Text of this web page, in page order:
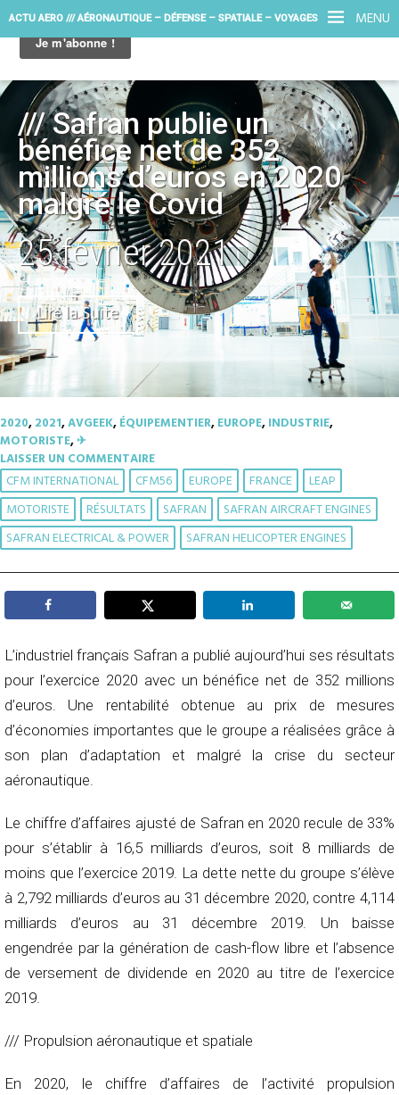
MENU
ACTU AERO /// AÉRONAUTIQUE – DÉFENSE – SPATIALE – VOYAGES
/// Safran publie un
bénéfice net de 352
millions d’euros en 2020
malgré le Covid
25 février 2021
Lire la Suite
2020,2021,AVGEEK,ÉQUIPEMENTIER,EUROPE,INDUSTRIE,
MOTORISTE,✈︎
LAISSER UN COMMENTAIRE
CFM INTERNATIONAL CFM56 EUROPE FRANCE
LEAP
MOTORISTE
RÉSULTATS SAFRAN
SAFRAN AIRCRAFT ENGINES
SAFRAN ELECTRICAL & POWER
SAFRAN HELICOPTER ENGINES
L’industriel français Safran a publié aujourd’hui ses résultats
pour l’exercice 2020 avec un bénéfice net de 352 millions
d’euros. Une rentabilité obtenue au prix de mesures
d’économies importantes que le groupe a réalisées grâce à
son plan d’adaptation et malgré la crise du secteur
aéronautique.
Le chiffre d’affaires ajusté de Safran en 2020 recule de 33%
pour s’établir à 16,5 milliards d’euros, soit 8 milliards de
moins que l’exercice 2019. La dette nette du groupe s’élève
à 2,792 milliards d’euros au 31 décembre 2020, contre 4,114
milliards d’euros au 31 décembre 2019. Un baisse
engendrée par la génération de cash-flow libre et l’absence
de versement de dividende en 2020 au titre de l’exercice
2019.
/// Propulsion aéronautique et spatiale
En 2020, le chiffre d’affaires de l’activité propulsion